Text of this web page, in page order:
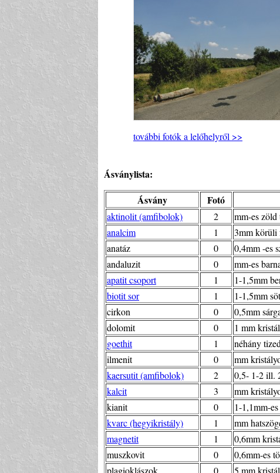
további fotók a lelőhelyről >>
Ásványlista:
Ásvány
Fotó
aktinolit (amfibolok) 2
mm-es zöld
analcim
1
3mm körüli
anatáz
0
0,4mm -es
andaluzit
0
mm-es
apatit csoport
1
1-1,5mm
biotit sor
1
1-1,5mm
cirkon
0
0,5mm
dolomit
0
1 mm
goethit
1
néhány
ilmenit
0
mm
kaersutit (amfibolok)
2
0,5- 1-2 ill.
kalcit
3
mm
kianit
0
1-1,1mm-
kvarc (hegyikristály)
1
mm
magnetit
1
0,6mm
muszkovit
0
0,6mm-es
plagioklászok
0 5 mm